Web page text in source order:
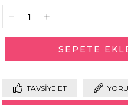
TAVSIYE ET